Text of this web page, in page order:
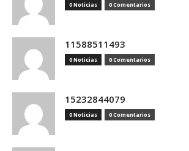
0 Noticias 0 Comentarios
11588511493
0 Noticias 0 Comentarios
15232844079
0 Noticias 0 Comentarios